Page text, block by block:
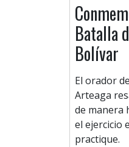
Batalla
Bolívar
El orador
Arteaga
de manera
el ejercicio
practique.